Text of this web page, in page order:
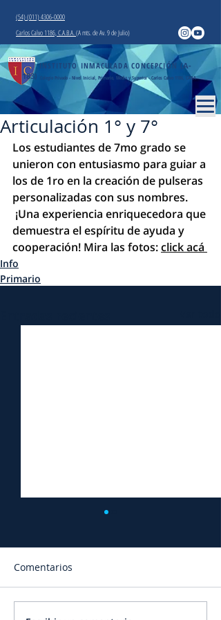
INSTITUTO INMACULADA CONCEPCIÓN (A-
183)
Colegio Privado - Nivel Inicial, Primario, Medio y Superior - Carlos Calvo 1186, CABA
(54) (011) 4306-0000
Carlos Calvo 1186, C.A.B.A.(A mts. de Av. 9 de Julio)
Articulación 1° y 7°
Los estudiantes de 7mo grado se
unieron con entusiasmo para guiar a
los de 1ro en la creación de pulseras
personalizadas con sus nombres.
¡Una experiencia enriquecedora que
demuestra el espíritu de ayuda y
cooperación! Mira las fotos: click acá
Info
Primario
Comentarios